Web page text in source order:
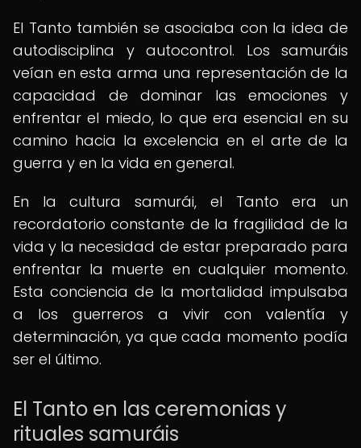
El Tanto también se asociaba con la idea de
autodisciplina y autocontrol. Los samuráis
veían en esta arma una representación de la
capacidad de dominar las emociones y
enfrentar el miedo, lo que era esencial en su
camino hacia la excelencia en el arte de la
guerra y en la vida en general.
En la cultura samurái, el Tanto era un
recordatorio constante de la fragilidad de la
vida y la necesidad de estar preparado para
enfrentar la muerte en cualquier momento.
Esta conciencia de la mortalidad impulsaba
a los guerreros a vivir con valentía y
determinación, ya que cada momento podía
ser el último.
El Tanto en las ceremonias y
rituales samuráis